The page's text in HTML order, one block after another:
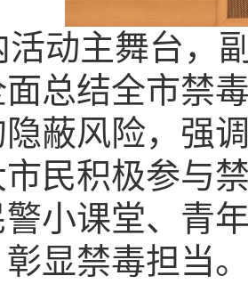
活动主舞台，
总结全市禁
蔽风险，强
民积极参与
小课堂、青
显禁毒担当